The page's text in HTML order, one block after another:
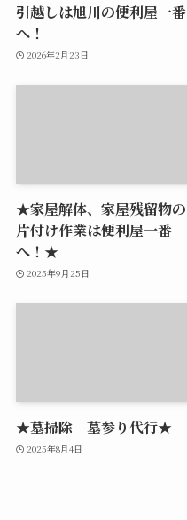
引越しは旭川の便利屋一番
へ！
2026年2月23日
★家屋解体、家屋残留物の
片付け作業は便利屋一番
へ！★
2025年9月25日
★墓掃除 墓参り代行★
2025年8月4日